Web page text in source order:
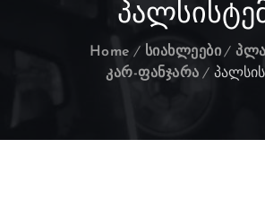
Home სიახლეები
კარ-ფანჯარა